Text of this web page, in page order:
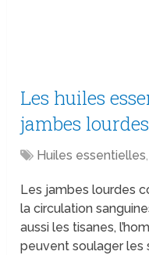
Les huiles
jambes lourdes
Huiles essentielles
Les jambes lourdes
la circulation
aussi les tisanes,
peuvent soulager les